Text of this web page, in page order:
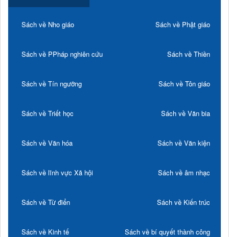
Sách về Nho giáo Sách về Phật giáo
Sách về PPháp nghiên cứu Sách về Thiền
Sách về Tín ngưỡng Sách về Tôn giáo
Sách về Triết học Sách về Văn bia
Sách về Văn hóa Sách về Văn kiện
Sách về lĩnh vực Xã hội Sách về âm nhạc
Sách về Từ điển Sách về Kiến trúc
Sách về Kinh tế Sách về bí quyết thành công